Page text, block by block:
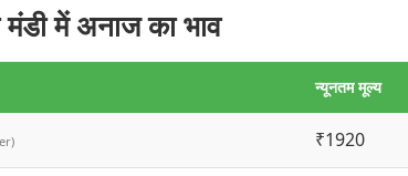
मंडी में अनाज का भाव
न्यूनतम मूल्य
₹1920